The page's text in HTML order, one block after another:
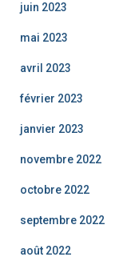
juin 2023
mai 2023
avril 2023
février 2023
janvier 2023
novembre 2022
octobre 2022
septembre 2022
août 2022